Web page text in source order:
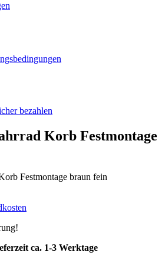
Korb Festmontage
ca. 1-3 Werktage